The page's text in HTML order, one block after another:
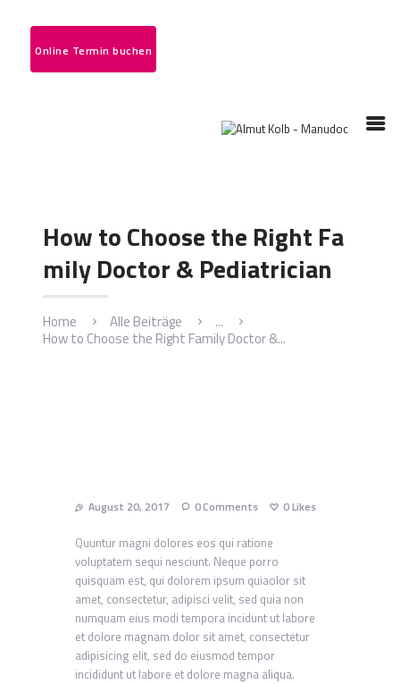
Online Termin buchen
How to Choose the Right Fa
mily Doctor & Pediatrician
Home Alle Beiträge
...
How to Choose the Right Family Doctor &...
STARTSEITE
LEISTUNGSSPEKTRUM
August 20, 2017 0Comments 0Likes
Quuntur magni dolores eos qui ratione
voluptatem sequi nesciunt. Neque porro
quisquam est, qui dolorem ipsum quiaolor sit
amet, consectetur, adipisci velit, sed quia non
numquam eius modi tempora incidunt ut labore
et dolore magnam dolor sit amet, consectetur
adipisicing elit, sed do eiusmod tempor
incididunt ut labore et dolore magna aliqua.